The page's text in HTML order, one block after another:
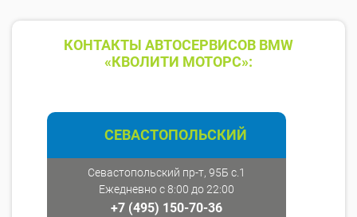
КОНТАКТЫ АВТОСЕРВИСОВ BMW
«КВОЛИТИ МОТОРС»:
СЕВАСТОПОЛЬСКИЙ
Севастопольский пр-т, 95Б с.1
Ежедневно с 8:00 до 22:00
+7 (495) 150-70-36